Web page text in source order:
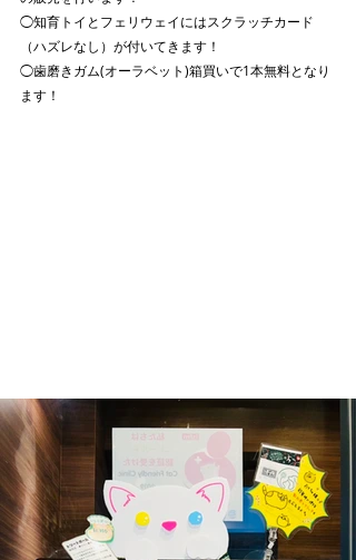
◯知育トイとフェリウェイにはスクラッチカード
（ハズレなし）が付いてきます！
◯歯磨きガム(オーラベット)箱買いで1本無料となり
ます！